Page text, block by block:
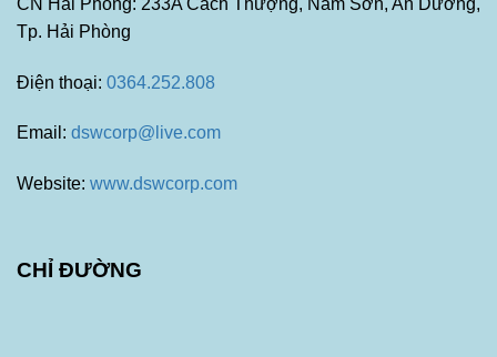
Tp. Hải Phòng
Điện thoại: 0364.252.808
Email: dswcorp@live.com
Website: www.dswcorp.com
CHỈ ĐƯỜNG